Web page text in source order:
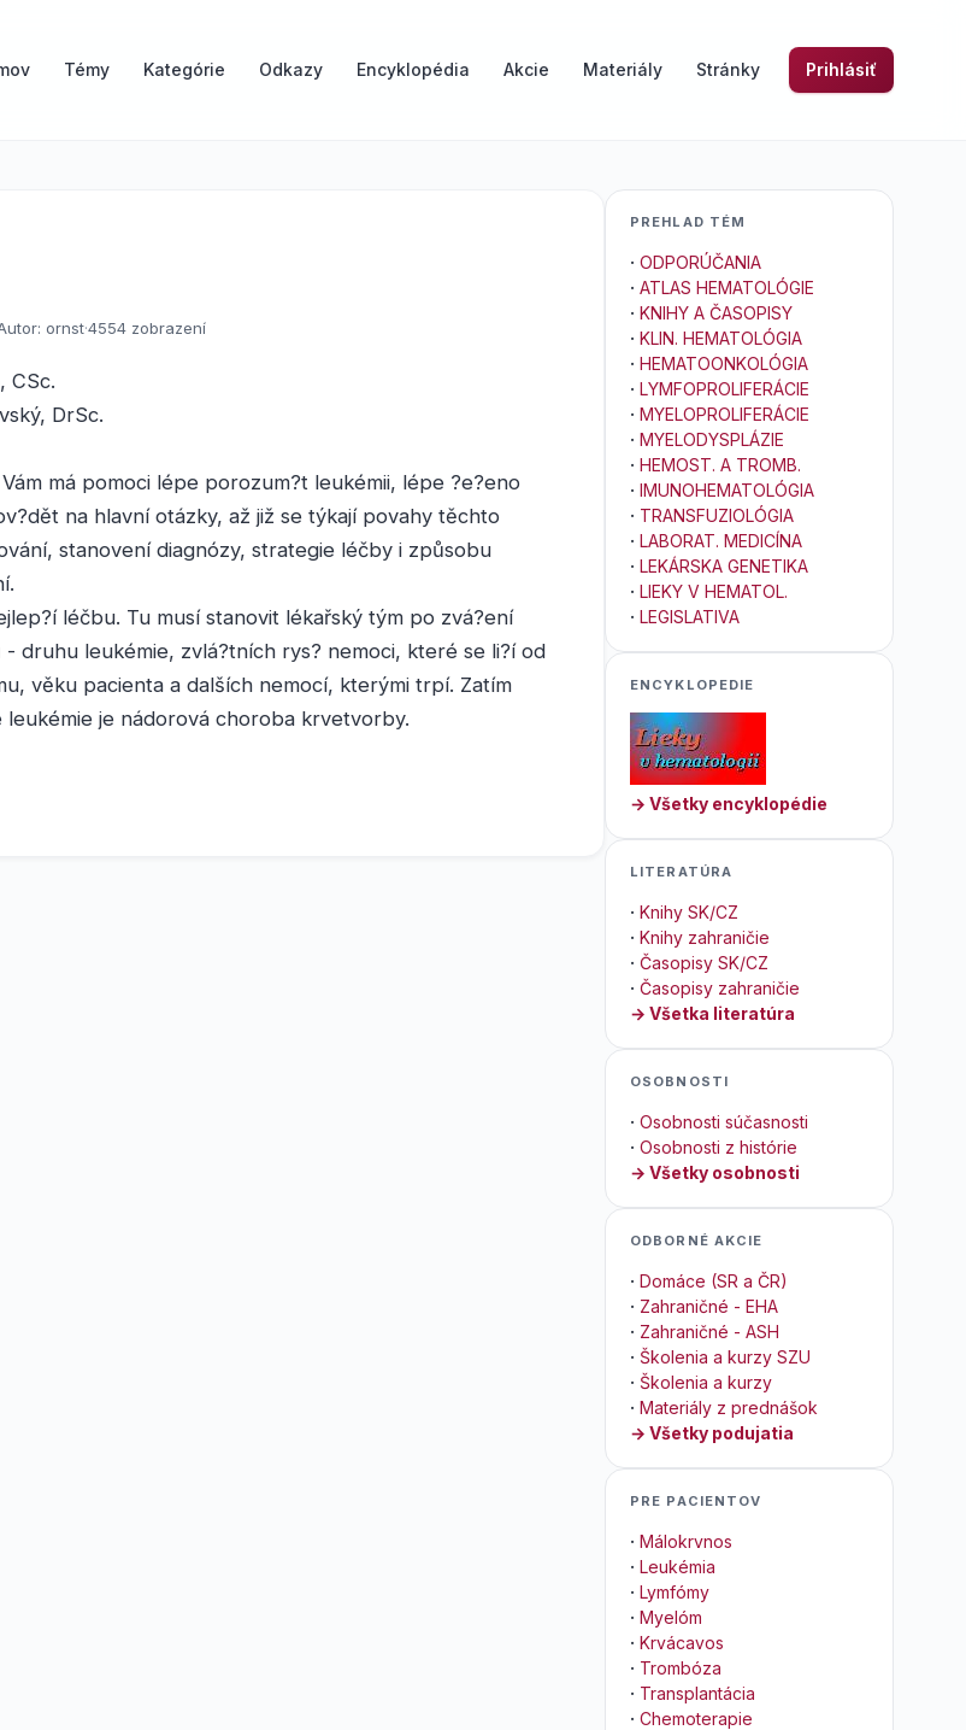
Témy Kategórie Odkazy Encyklopédia Akcie Materiály Stránky Prihlásiť
ornst·4554 zobrazení
CSc.
DrSc.
má pomoci lépe porozum?t leukémii, lépe ?e?eno
na hlavní otázky, až již se týkají povahy těchto
stanovení diagnózy, strategie léčby i způsobu
léčbu. Tu musí stanovit lékařský tým po zvá?ení
druhu leukémie, zvlá?tních rys? nemoci, které se li?í od
věku pacienta a dalších nemocí, kterými trpí. Zatím
leukémie je nádorová choroba krvetvorby.
PREHLAD TÉM
· ODPORÚČANIA
· ATLAS HEMATOLÓGIE
· KNIHY A ČASOPISY
· KLIN. HEMATOLÓGIA
· HEMATOONKOLÓGIA
· LYMFOPROLIFERÁCIE
· MYELOPROLIFERÁCIE
· MYELODYSPLÁZIE
· HEMOST. A TROMB.
· IMUNOHEMATOLÓGIA
· TRANSFUZIOLÓGIA
· LABORAT. MEDICÍNA
· LEKÁRSKA GENETIKA
· LIEKY V HEMATOL.
· LEGISLATIVA
ENCYKLOPEDIE
→ Všetky encyklopédie
LITERATÚRA
· Knihy SK/CZ
· Knihy zahraničie
· Časopisy SK/CZ
· Časopisy zahraničie
→ Všetka literatúra
OSOBNOSTI
· Osobnosti súčasnosti
· Osobnosti z histórie
→ Všetky osobnosti
ODBORNÉ AKCIE
· Domáce (SR a ČR)
· Zahraničné - EHA
· Zahraničné - ASH
· Školenia a kurzy SZU
· Školenia a kurzy
· Materiály z prednášok
→ Všetky podujatia
PRE PACIENTOV
· Málokrvnos
· Leukémia
· Lymfómy
· Myelóm
· Krvácavos
· Trombóza
· Transplantácia
· Chemoterapie